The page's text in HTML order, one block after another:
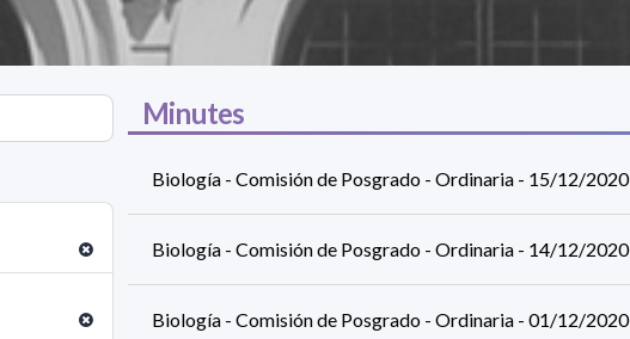
Minutes
Biología - Comisión de Posgrado - Ordinaria - 15/12/2020
Biología - Comisión de Posgrado - Ordinaria - 14/12/2020
Biología - Comisión de Posgrado - Ordinaria - 01/12/2020